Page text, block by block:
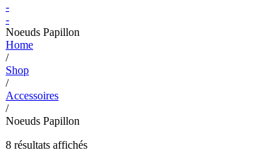
-
-
Noeuds Papillon
Home
/
Shop
/
Accessoires
/
Noeuds Papillon
8 résultats affichés